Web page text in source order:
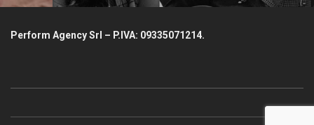
Perform Agency Srl – P.IVA: 09335071214.